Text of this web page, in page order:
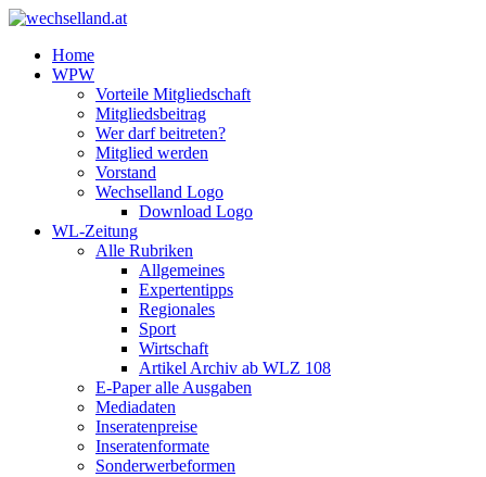
Home
WPW
Vorteile Mitgliedschaft
Mitgliedsbeitrag
Wer darf beitreten?
Mitglied werden
Vorstand
Wechselland Logo
Download Logo
WL-Zeitung
Alle Rubriken
Allgemeines
Expertentipps
Regionales
Sport
Wirtschaft
Artikel Archiv ab WLZ 108
E-Paper alle Ausgaben
Mediadaten
Inseratenpreise
Inseratenformate
Sonderwerbeformen